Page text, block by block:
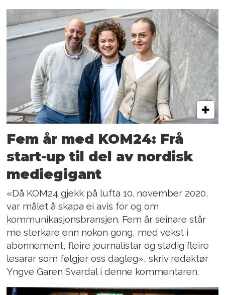
Fem år med KOM24: Frå
start-up til del av nordisk
mediegigant
«Då KOM24 gjekk på lufta 10. november 2020,
var målet å skapa ei avis for og om
kommunikasjonsbransjen. Fem år seinare står
me sterkare enn nokon gong, med vekst i
abonnement, fleire journalistar og stadig fleire
lesarar som følgjer oss dagleg», skriv redaktør
Yngve Garen Svardal i denne kommentaren.